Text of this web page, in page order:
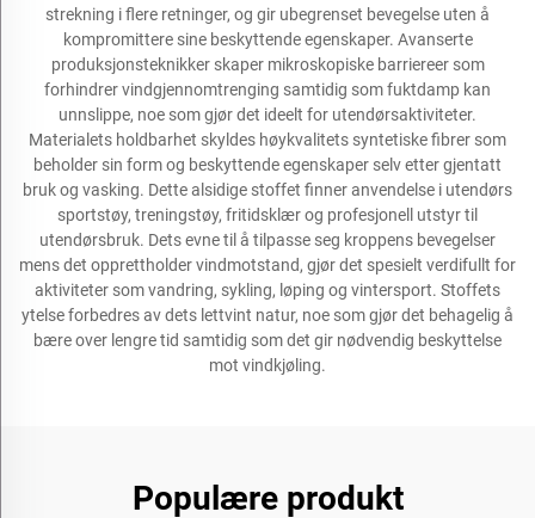
strekning i flere retninger, og gir ubegrenset bevegelse uten å
kompromittere sine beskyttende egenskaper. Avanserte
produksjonsteknikker skaper mikroskopiske barriereer som
forhindrer vindgjennomtrenging samtidig som fuktdamp kan
unnslippe, noe som gjør det ideelt for utendørsaktiviteter.
Materialets holdbarhet skyldes høykvalitets syntetiske fibrer som
beholder sin form og beskyttende egenskaper selv etter gjentatt
bruk og vasking. Dette alsidige stoffet finner anvendelse i utendørs
sportstøy, treningstøy, fritidsklær og profesjonell utstyr til
utendørsbruk. Dets evne til å tilpasse seg kroppens bevegelser
mens det opprettholder vindmotstand, gjør det spesielt verdifullt for
aktiviteter som vandring, sykling, løping og vintersport. Stoffets
ytelse forbedres av dets lettvint natur, noe som gjør det behagelig å
bære over lengre tid samtidig som det gir nødvendig beskyttelse
mot vindkjøling.
Populære produkt